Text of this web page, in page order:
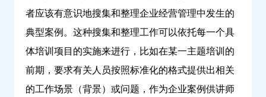
者应该有意识地搜集和整理企业经营管理中发生的
典型案例。这种搜集和整理工作可以依托每一个具
体培训项目的实施来进行，比如在某一主题培训的
前期，要求有关人员按照标准化的格式提供出相关
的工作场景（背景）或问题，作为企业案例供讲师